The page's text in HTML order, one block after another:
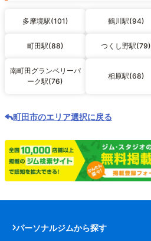
多摩境駅(101) 鶴川駅(94)
町田駅(88) つくし野駅(79)
南町田グランベリーパ
ーク駅(76)
相原駅(68)
町田市のエリア選択に戻る
パーソナルジムから探す